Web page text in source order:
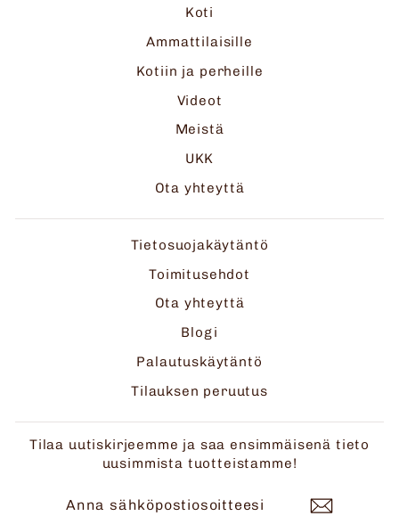
Koti
Ammattilaisille
Kotiin ja perheille
Videot
Meistä
UKK
Ota yhteyttä
Tietosuojakäytäntö
Toimitusehdot
Ota yhteyttä
Blogi
Palautuskäytäntö
Tilauksen peruutus
Tilaa uutiskirjeemme ja saa ensimmäisenä tieto
uusimmista tuotteistamme!
SÄHKÖPOSTIOSOITTEESI